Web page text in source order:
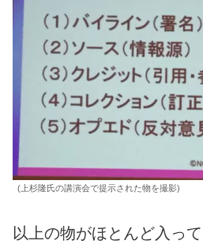
(上杉隆氏の講演会で提示された物を撮影)
以上の物がほとんど入って